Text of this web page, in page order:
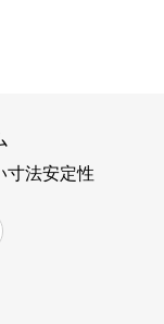
寸法安定性